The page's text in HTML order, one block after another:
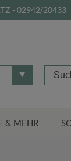
- 02942/20433
& MEHR